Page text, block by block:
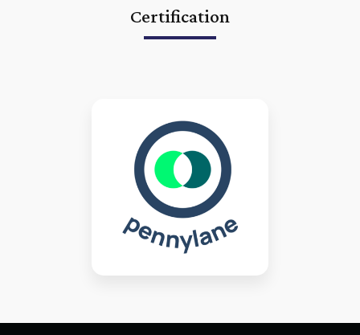
Certification